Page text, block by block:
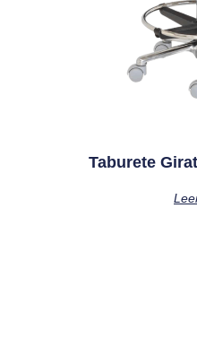
Taburete